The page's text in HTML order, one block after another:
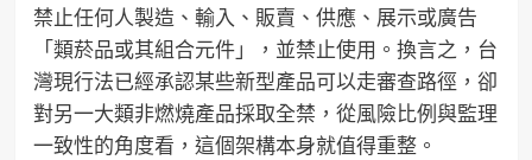
禁止任何人製造、輸入、販賣、供應、展示或廣告
「類菸品或其組合元件」，並禁止使用。換言之，台
灣現行法已經承認某些新型產品可以走審查路徑，卻
對另一大類非燃燒產品採取全禁，從風險比例與監理
一致性的角度看，這個架構本身就值得重整。